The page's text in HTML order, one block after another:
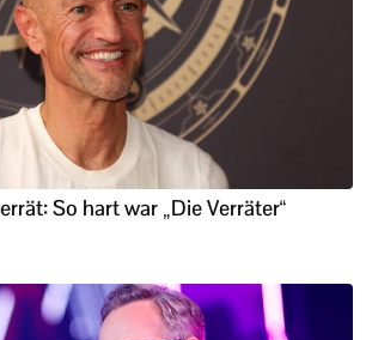
So hart war „Die Verräter“